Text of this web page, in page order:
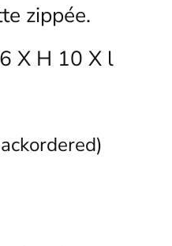
zippée.
X H 10 X l
BAG " - JITKA KLETT